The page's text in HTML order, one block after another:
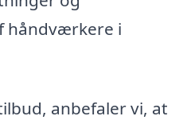
håndværkere i
anbefaler vi, at